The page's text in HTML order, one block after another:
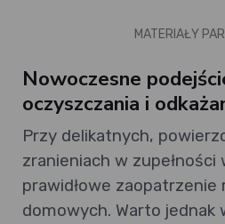
MATERIAŁY
Nowoczesne
oczyszczania i
Przy delikatnych,
zranieniach w
prawidłowe zaopatrzenie
domowych. Warto jednak